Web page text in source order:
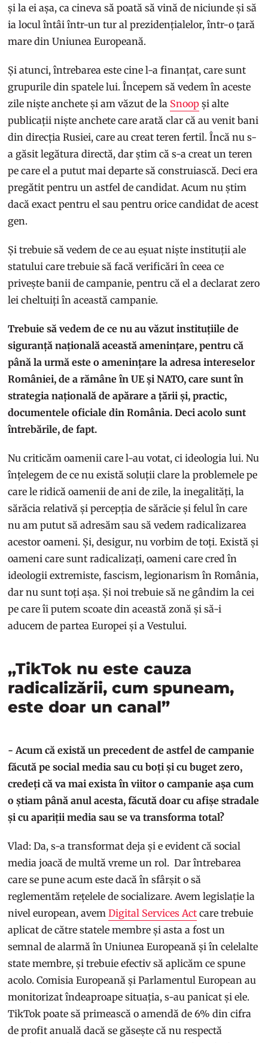
și la ei așa, ca cineva să poată să vină de niciunde și să
ia locul întâi într-un tur al prezidențialelor, într-o țară
mare din Uniunea Europeană.
Și atunci, întrebarea este cine l-a finanțat, care sunt
grupurile din spatele lui. Începem să vedem în aceste
zile niște anchete și am văzut de la Snoop și alte
publicații niște anchete care arată clar că au venit bani
din direcția Rusiei, care au creat teren fertil. Încă nu s-
a găsit legătura directă, dar știm că s-a creat un teren
pe care el a putut mai departe să construiască. Deci era
pregătit pentru un astfel de candidat. Acum nu știm
dacă exact pentru el sau pentru orice candidat de acest
gen.
Și trebuie să vedem de ce au eșuat niște instituții ale
statului care trebuie să facă verificări în ceea ce
privește banii de campanie, pentru că el a declarat zero
lei cheltuiți în această campanie.
Trebuie să vedem de ce nu au văzut instituțiile de
siguranță națională această amenințare, pentru că
până la urmă este o amenințare la adresa intereselor
României, de a rămâne în UE și NATO, care sunt în
strategia națională de apărare a țării și, practic,
documentele oficiale din România. Deci acolo sunt
întrebările, de fapt.
Nu criticăm oamenii care l-au votat, ci ideologia lui. Nu
înțelegem de ce nu există soluții clare la problemele pe
care le ridică oamenii de ani de zile, la inegalități, la
sărăcia relativă și percepția de sărăcie și felul în care
nu am putut să adresăm sau să vedem radicalizarea
acestor oameni. Și, desigur, nu vorbim de toți. Există și
oameni care sunt radicalizați, oameni care cred în
ideologii extremiste, fascism, legionarism în România,
dar nu sunt toți așa. Și noi trebuie să ne gândim la cei
pe care îi putem scoate din această zonă și să-i
aducem de partea Europei și a Vestului.
„TikTok nu este cauza
radicalizării, cum spuneam,
este doar un canal”
- Acum că există un precedent de astfel de campanie
făcută pe social media sau cu boți și cu buget zero,
credeți că va mai exista în viitor o campanie așa cum
o știam până anul acesta, făcută doar cu afișe stradale
și cu apariții media sau se va transforma total?
Vlad: Da, s-a transformat deja și e evident că social
media joacă de multă vreme un rol. Dar întrebarea
care se pune acum este dacă în sfârșit o să
reglementăm rețelele de socializare. Avem legislație la
nivel european, avemDigital Services Act care trebuie
aplicat de către statele membre și asta a fost un
semnal de alarmă în Uniunea Europeană și în celelalte
state membre, și trebuie efectiv să aplicăm ce spune
acolo. Comisia Europeană și Parlamentul European au
monitorizat îndeaproape situația, s-au panicat și ele.
TikTok poate să primească o amendă de 6% din cifra
de profit anuală dacă se găsește că nu respectă